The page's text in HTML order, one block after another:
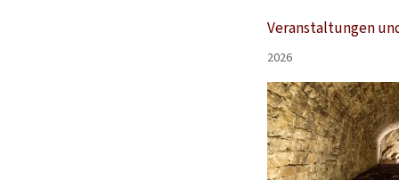
Veranstaltungen
2026